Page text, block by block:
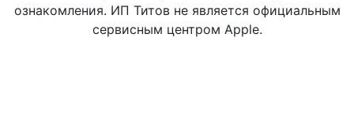
ознакомления. ИП Титов не является официальным
сервисным центром Apple.